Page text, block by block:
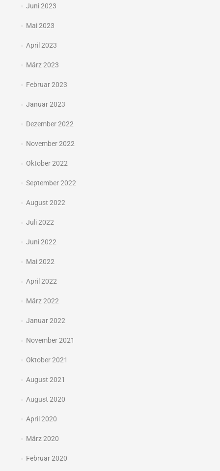
Juni 2023
Mai 2023
April 2023
März 2023
Februar 2023
Januar 2023
Dezember 2022
November 2022
Oktober 2022
September 2022
August 2022
Juli 2022
Juni 2022
Mai 2022
April 2022
März 2022
Januar 2022
November 2021
Oktober 2021
August 2021
August 2020
April 2020
März 2020
Februar 2020